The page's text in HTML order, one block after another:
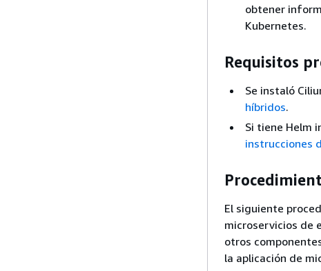
obtener
Kubernetes.
Requisitos
Se instaló
híbridos.
Si tiene Helm
instrucciones
El siguiente
microservicios de
otros
la aplicación de